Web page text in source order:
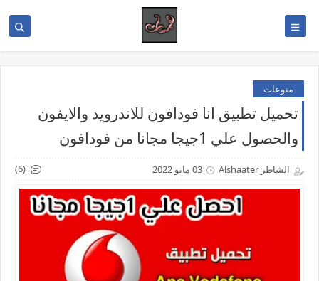
منوعات
تحميل تطبيق انا فودافون للاندرويد والايفون
والحصول علي 1جيجا مجانا من فودافون
الشاطر Alshaater 03 مايو 2022 (6)